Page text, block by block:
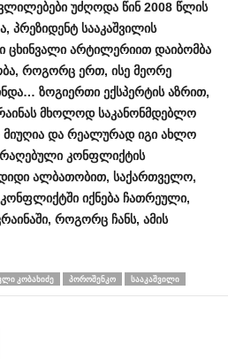
უძღოდა წინ2008 წლის
, პრეზიდენტ სააკაშვილის
ცხინვალი არტილერიით დაიბომბა
, როგორც ერთ, ისე მეორე
… ზოგიერთი ექსპერტის აზრით,
მხოლოდ საკანონმდებლო
მიუღია და რეალურად იგი ახლო
კონფლიქტის
ალბათობით, საქართველო,
კონფლიქტში იქნება ჩათრეული,
, როგორც ჩანს, ამის
ᲙᲝᲑᲐᲮᲘᲫᲔ ᲞᲝᲠᲝᲨᲔᲜᲙᲝ ᲡᲐᲐᲙᲐᲨᲕᲘᲚᲘ